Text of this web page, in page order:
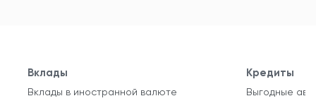
Вклады
Вклады в иностранной валюте
Кредиты
Выгодные